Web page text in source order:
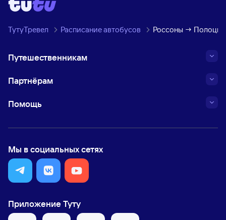
ТутуТревел Расписание автобусов Россоны → Полоцк
Путешественникам
Партнёрам
Помощь
Мы в социальных сетях
Приложение Туту